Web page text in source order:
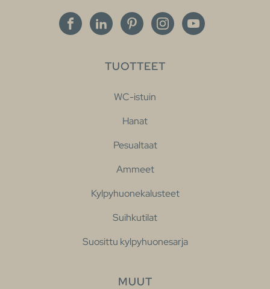
TUOTTEET
WC-istuin
Hanat
Pesualtaat
Ammeet
Kylpyhuonekalusteet
Suihkutilat
Suosittu kylpyhuonesarja
MUUT